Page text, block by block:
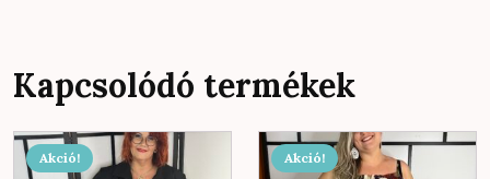
Kapcsolódó termékek
Akció! Akció!